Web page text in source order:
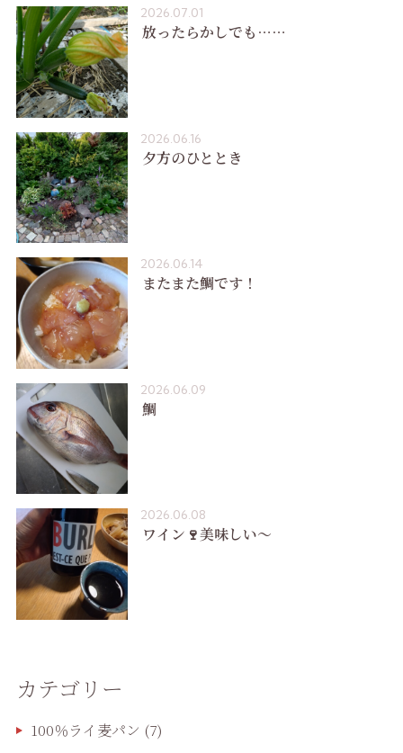
2026.07.01
放ったらかしでも……
2026.06.16
夕方のひととき
2026.06.14
またまた鯛です！
2026.06.09
鯛
2026.06.08
ワイン🍷美味しい〜
カテゴリー
100％ライ麦パン (7)